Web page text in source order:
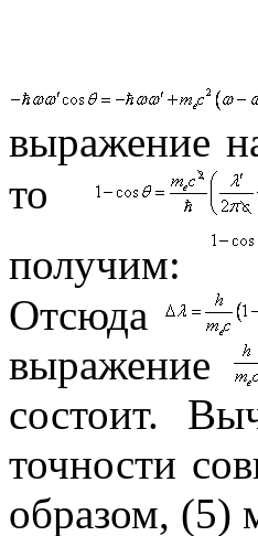
выражение
то
получим:
Отсюда
выражение
состоит.
точности
образом, (5)